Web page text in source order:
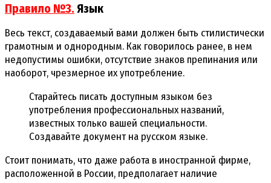
Правило №3.Язык
Весь текст, создаваемый вами должен быть стилистически
грамотным и однородным. Как говорилось ранее, в нем
недопустимы ошибки, отсутствие знаков препинания или
наоборот, чрезмерное их употребление.
Старайтесь писать доступным языком без
употребления профессиональных названий,
известных только вашей специальности.
Создавайте документ на русском языке.
Стоит понимать, что даже работа в иностранной фирме,
расположенной в России, предполагает наличие